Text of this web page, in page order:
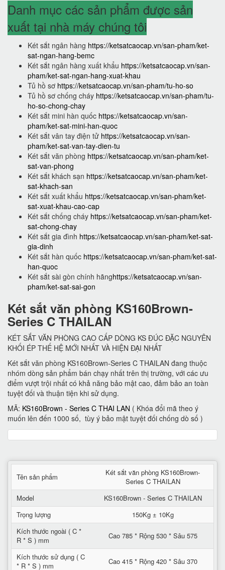
Danh mục các sản phẩm được sản
xuất tại nhà máy chúng tôi
Két sắt ngân hàng https://ketsatcaocap.vn/san-pham/ket-
sat-ngan-hang-bemc
Két sắt ngân hàng xuất khẩu https://ketsatcaocap.vn/san-
pham/ket-sat-ngan-hang-xuat-khau
Tủ hồ sơ https://ketsatcaocap.vn/san-pham/tu-ho-so
Tủ hồ sơ chống cháy https://ketsatcaocap.vn/san-pham/tu-
ho-so-chong-chay
Két sắt mini hàn quốc https://ketsatcaocap.vn/san-
pham/ket-sat-mini-han-quoc
Két sắt vân tay điện tử https://ketsatcaocap.vn/san-
pham/ket-sat-van-tay-dien-tu
Két sắt văn phòng https://ketsatcaocap.vn/san-pham/ket-
sat-van-phong
Két sắt khách sạn https://ketsatcaocap.vn/san-pham/ket-
sat-khach-san
Két sắt xuất khẩu https://ketsatcaocap.vn/san-pham/ket-
sat-xuat-khau-cao-cap
Két sắt chống cháy https://ketsatcaocap.vn/san-pham/ket-
sat-chong-chay
Két sắt gia đình https://ketsatcaocap.vn/san-pham/ket-sat-
gia-dinh
Két sắt hàn quốc https://ketsatcaocap.vn/san-pham/ket-sat-
han-quoc
Két sắt sài gòn chính hãnghttps://ketsatcaocap.vn/san-
pham/ket-sat-sai-gon
Két sắt văn phòng KS160Brown-
Series C THAILAN
KÉT SẮT VĂN PHÒNG CAO CẤP DÒNG KS ĐÚC ĐẶC NGUYÊN
KHỐI ÉP THẾ HỆ MỚI NHẤT VÀ HIỆN ĐẠI NHẤT
Két sắt văn phòng KS160Brown-Series C THAILAN đang thuộc
nhóm dòng sản phẩm bán chạy nhất trên thị trường, với các ưu
điểm vượt trội nhất có khả năng bảo mật cao, đảm bảo an toàn
tuyệt đối và thuận tiện khi sử dụng.
MÃ: KS160Brown - Series C THAI LAN ( Khóa đổi mã theo ý
muốn lên đến 1000 số, tùy ý bảo mật tuyệt đối chống dò số )
Tên sản phẩm
Két sắt văn phòng KS160Brown-
Series C THAILAN
Model
KS160Brown - Series C THAILAN
Trọng lượng
150Kg ± 10Kg
Kích thước ngoài ( C *
R * S ) mm
Cao 785 * Rộng 530 * Sâu 575
Kích thước sử dụng ( C
* R * S ) mm
Cao 415 * Rộng 420 * Sâu 370